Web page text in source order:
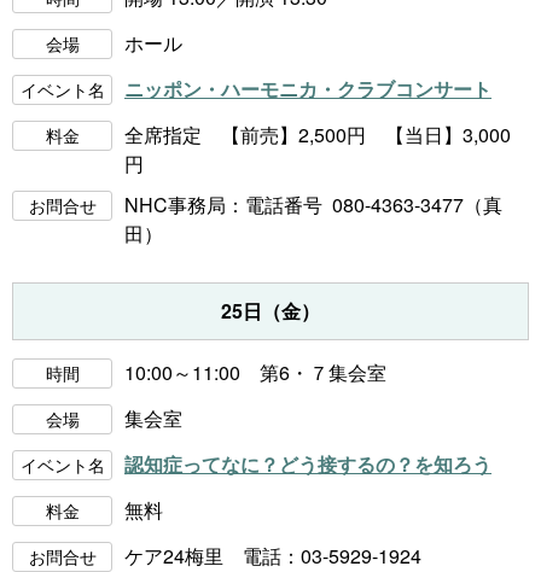
会場 ホール
イベント名 ニッポン・ハーモニカ・クラブコンサート
料金
全席指定 【前売】2,500円 【当日】3,000
円
お問合せ NHC事務局 ：電話番号 080-4363-3477（真
田）
25日（金）
時間 10:00～11:00 第6・７集会室
会場 集会室
イベント名 認知症ってなに？どう接するの？を知ろう
料金 無料
お問合せ ケア24梅里 電話：03-5929-1924